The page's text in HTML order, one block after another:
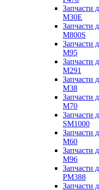
Запчасти
M30E
Запчасти
M800S
Запчасти
M95
Запчасти
M291
Запчасти
M38
Запчасти
M70
Запчасти
SM1000
Запчасти
M60
Запчасти
M96
Запчасти
PM388
Запчасти